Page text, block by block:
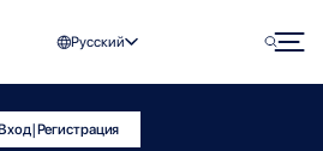
Русский
|Регистрация